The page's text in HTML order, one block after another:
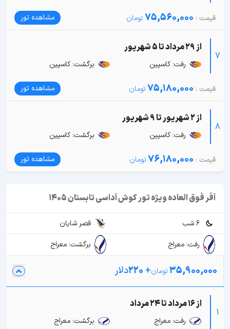
75,560,000 مشاهده تور
7
از 29 مرداد تا 5 شهریور
رفت: کاسپین برگشت: کاسپین
75,180,000 مشاهده تور
8
از 2 شهریور تا 9 شهریور
رفت: کاسپین برگشت: کاسپین
76,180,000 مشاهده تور
آفر فوق العاده ویژه تور کوش آداسی تابستان 1405
6 شب
قصر شایان
رفت: معراج
برگشت: معراج
35,900,000
+
220دلار
1
از 16 مرداد تا 24 مرداد
رفت: معراج برگشت: معراج